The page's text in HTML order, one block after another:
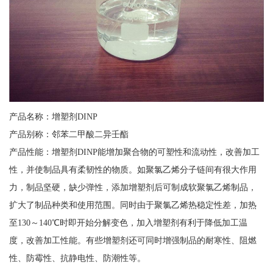
产品名称：增塑剂DINP
产品别称：邻苯二甲酸二异壬酯
产品性能：增塑剂DINP能增加聚合物的可塑性和流动性，改善加工
性，并使制品具有柔韧性的物质。如聚氯乙烯分子链间有很大作用
力，制品坚硬，缺少弹性，添加增塑剂后可制成软聚氯乙烯制品，
扩大了制品种类和使用范围。同时由于聚氯乙烯热稳定性差，加热
至130～140℃时即开始分解变色，加入增塑剂有利于降低加工温
度，改善加工性能。有些增塑剂还可同时增强制品的耐寒性、阻燃
性、防霉性、抗静电性、防潮性等。